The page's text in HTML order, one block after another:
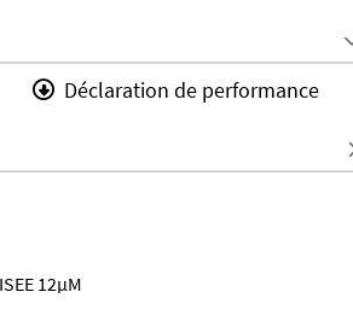
Déclaration de performance
12µM